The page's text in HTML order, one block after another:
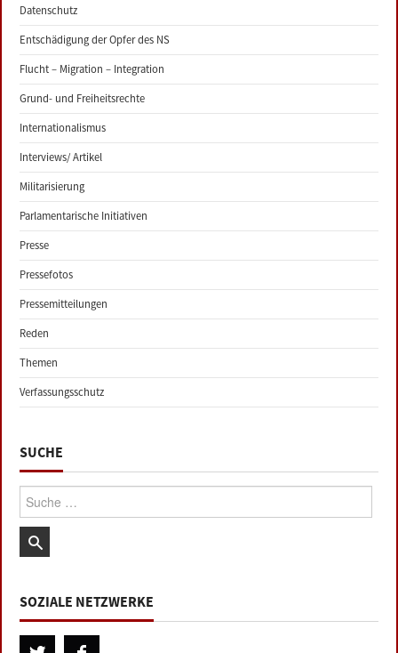
Datenschutz
Entschädigung der Opfer des NS
Flucht – Migration – Integration
Grund- und Freiheitsrechte
Internationalismus
Interviews/ Artikel
Militarisierung
Parlamentarische Initiativen
Presse
Pressefotos
Pressemitteilungen
Reden
Themen
Verfassungsschutz
SUCHE
Suche:
SOZIALE NETZWERKE